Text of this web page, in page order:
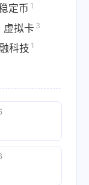
定币 1
虚拟卡 3
科技 1